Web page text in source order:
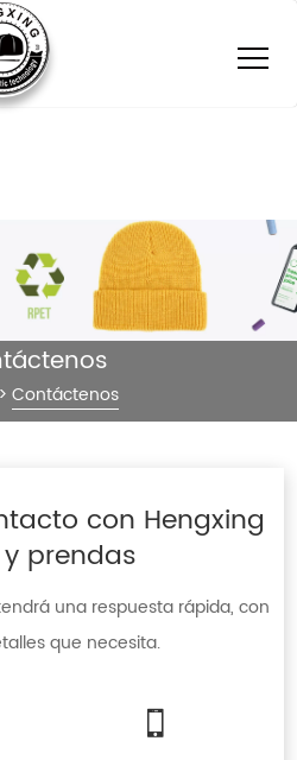
> Contáctenos
con Hengxing
prendas
una respuesta rápida, con
que necesita.